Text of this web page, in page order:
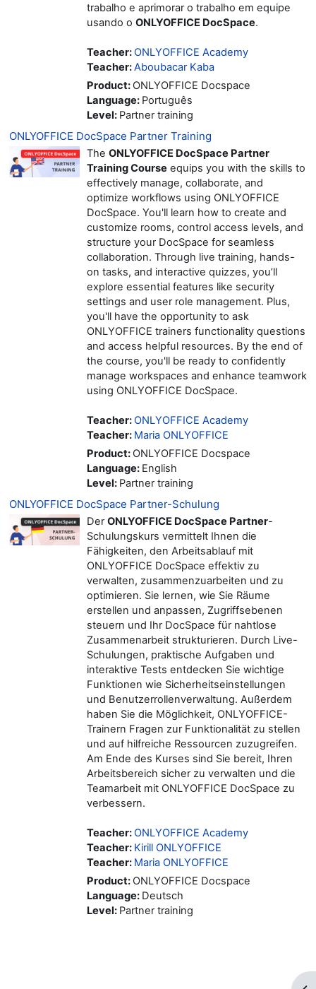
trabalho e aprimorar o trabalho em equipe
usando o ONLYOFFICE DocSpace.
Teacher:ONLYOFFICE Academy
Teacher:Aboubacar Kaba
Product: ONLYOFFICE Docspace
Language: Português
Level: Partner training
ONLYOFFICE DocSpace Partner Training
The ONLYOFFICE DocSpace Partner
Training Course equips you with the skills to
effectively manage, collaborate, and
optimize workflows using ONLYOFFICE
DocSpace. You'll learn how to create and
customize rooms, control access levels, and
structure your DocSpace for seamless
collaboration. Through live training, hands-
on tasks, and interactive quizzes, you’ll
explore essential features like security
settings and user role management. Plus,
you'll have the opportunity to ask
ONLYOFFICE trainers functionality questions
and access helpful resources. By the end of
the course, you'll be ready to confidently
manage workspaces and enhance teamwork
using ONLYOFFICE DocSpace.
Teacher:ONLYOFFICE Academy
Teacher: Maria ONLYOFFICE
Product: ONLYOFFICE Docspace
Language: English
Level: Partner training
ONLYOFFICE DocSpace Partner-Schulung
DerONLYOFFICE DocSpace Partner-
Schulungskurs vermittelt Ihnen die
Fähigkeiten, den Arbeitsablauf mit
ONLYOFFICE DocSpace effektiv zu
verwalten, zusammenzuarbeiten und zu
optimieren. Sie lernen, wie Sie Räume
erstellen und anpassen, Zugriffsebenen
steuern und Ihr DocSpace für nahtlose
Zusammenarbeit strukturieren. Durch Live-
Schulungen, praktische Aufgaben und
interaktive Tests entdecken Sie wichtige
Funktionen wie Sicherheitseinstellungen
und Benutzerrollenverwaltung. Außerdem
haben Sie die Möglichkeit, ONLYOFFICE-
Trainern Fragen zur Funktionalität zu stellen
und auf hilfreiche Ressourcen zuzugreifen.
Am Ende des Kurses sind Sie bereit, Ihren
Arbeitsbereich sicher zu verwalten und die
Teamarbeit mit ONLYOFFICE DocSpace zu
verbessern.
Teacher:ONLYOFFICE Academy
Teacher: Kirill ONLYOFFICE
Teacher: Maria ONLYOFFICE
Product: ONLYOFFICE Docspace
Language: Deutsch
Level: Partner training